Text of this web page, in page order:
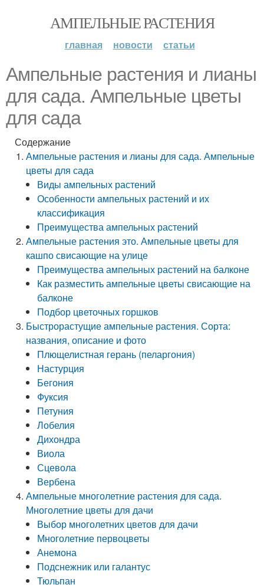
АМПЕЛЬНЫЕ РАСТЕНИЯ
главная новости статьи
Ампельные растения и лианы
для сада. Ампельные цветы
для сада
Содержание
Ампельные растения и лианы для сада. Ампельные
цветы для сада
Виды ампельных растений
Особенности ампельных растений и их
классификация
Преимущества ампельных растений
Ампельные растения это. Ампельные цветы для
кашпо свисающие на улице
Преимущества ампельных растений на балконе
Как разместить ампельные цветы свисающие на
балконе
Подбор цветочных горшков
Быстрорастущие ампельные растения. Сорта:
названия, описание и фото
Плющелистная герань (пеларгония)
Настурция
Бегония
Фуксия
Петуния
Лобелия
Дихондра
Виола
Сцевола
Вербена
Ампельные многолетние растения для сада.
Многолетние цветы для дачи
Выбор многолетних цветов для дачи
Многолетние первоцветы
Анемона
Подснежник или галантус
Тюльпан